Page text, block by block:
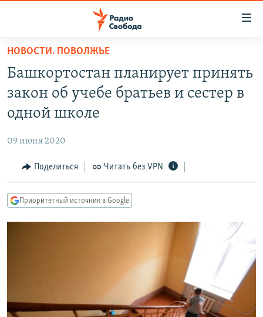
упрощенного
доступа
основному
Вернутся
Вернутся
ПОДКАСТЫ
АВТОРСКИЕ ПРОЕКТЫ
МНЕНИЯ
КУЛЬТУРА
КАВКАЗ.РЕАЛИИ
ПОДПИШИТЕСЬ НА РАССЫЛКУ
НОВОСТИ. ПОВОЛЖЬЕ
Башкортостан планирует принять
закон об учебе братьев и сестер в
одной школе
09 июня 2020
Поделиться Читать без VPN
Приоритетный источник в Google